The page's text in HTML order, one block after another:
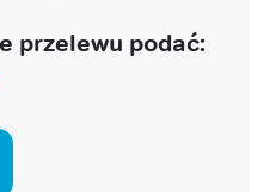
przelewu podać: